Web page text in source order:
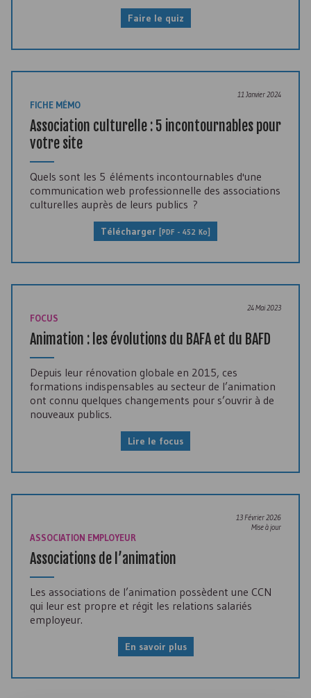
Faire le quiz
11 Janvier 2024
FICHE MÉMO
Association culturelle : 5 incontournables pour
votre site
Quels sont les 5 éléments incontournables d'une
communication web professionnelle des associations
culturelles auprès de leurs publics ?
Télécharger [PDF - 452 Ko]
24 Mai 2023
FOCUS
Animation : les évolutions du BAFA et du BAFD
Depuis leur rénovation globale en 2015, ces
formations indispensables au secteur de l’animation
ont connu quelques changements pour s’ouvrir à de
nouveaux publics.
Lire le focus
13 Février 2026
Mise à jour
ASSOCIATION EMPLOYEUR
Associations de l’animation
Les associations de l’animation possèdent une CCN
qui leur est propre et régit les relations salariés
employeur.
En savoir plus